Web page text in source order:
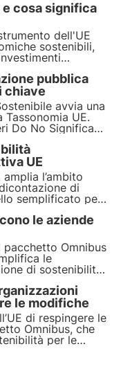
e cosa significa
dell'UE
sostenibili,
come
e quali sono i
pubblica
chiave
avvia una
UE.
Do No Significant
economiche
biodiversità e
naturali.
UE
l’ambito
di
semplificato per
normativo
maggiore
in base ai
le aziende
Omnibus
le
di sostenibilità,
CSRD.
le modifiche
di respingere le
Omnibus, che
per le
diligence e la